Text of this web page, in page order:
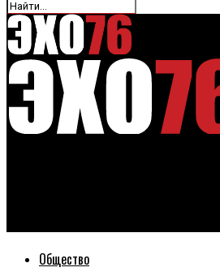
Общество